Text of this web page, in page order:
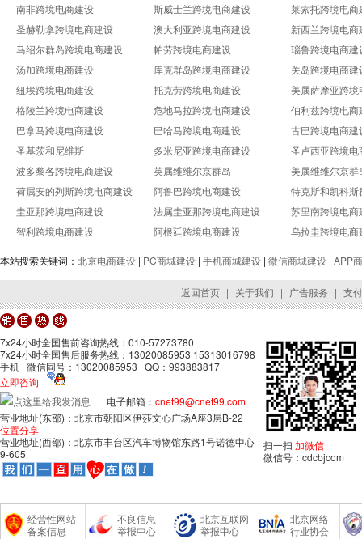
南非跨境电商建设
斯威士兰跨境电商建设
莱索托跨境电商
圣赫勒拿跨境电商建设
澳大利亚跨境电商建设
新西兰跨境电商
马绍尔群岛跨境电商建设
帕劳跨境电商建设
瑙鲁跨境电商建
汤加跨境电商建设
库克群岛跨境电商建设
关岛跨境电商建
纽埃跨境电商建设
托克劳跨境电商建设
美属萨摩亚跨境
格陵兰跨境电商建设
危地马拉跨境电商建设
伯利兹跨境电商
巴拿马跨境电商建设
巴哈马跨境电商建设
古巴跨境电商建
圣基茨和尼维斯
多米尼亚跨境电商建设
圣卢西亚跨境电
波多黎各跨境电商建设
英属维维尔京群岛
美属维维尔京群
荷属安的列斯跨境电商建设
阿鲁巴跨境电商建设
特克斯和凯科斯
圭亚那跨境电商建设
法属圭亚那跨境电商建设
苏里南跨境电商
智利跨境电商建设
阿根廷跨境电商建设 乌拉圭跨境电商
本站搜索关键词： 北京电商建设 | PC商城建设 | 手机商城建设 | 微信商城建设 | APP
返回首页 | 关于我们 | 广告服务 | 支
7x24小时全国售前咨询热线：010-57273780
7x24小时全国售后服务热线：13020085953 15313016798
手机 | 微信同号：13020085953 QQ：993883817
立即咨询
电子邮箱： cnet99@cnet99.com
营业地址(东部)：北京市朝阳区伊莎文心广场A座3层B-22
位置分享
营业地址(西部)：北京市丰台区汽车博物馆东路1号诺德中心
9-605
扫一扫 加微信
微信号：cdcbjcom
经营性网站
备案信息
不良信息
举报中心
北京互联网
举报中心
北京网络
行业协会